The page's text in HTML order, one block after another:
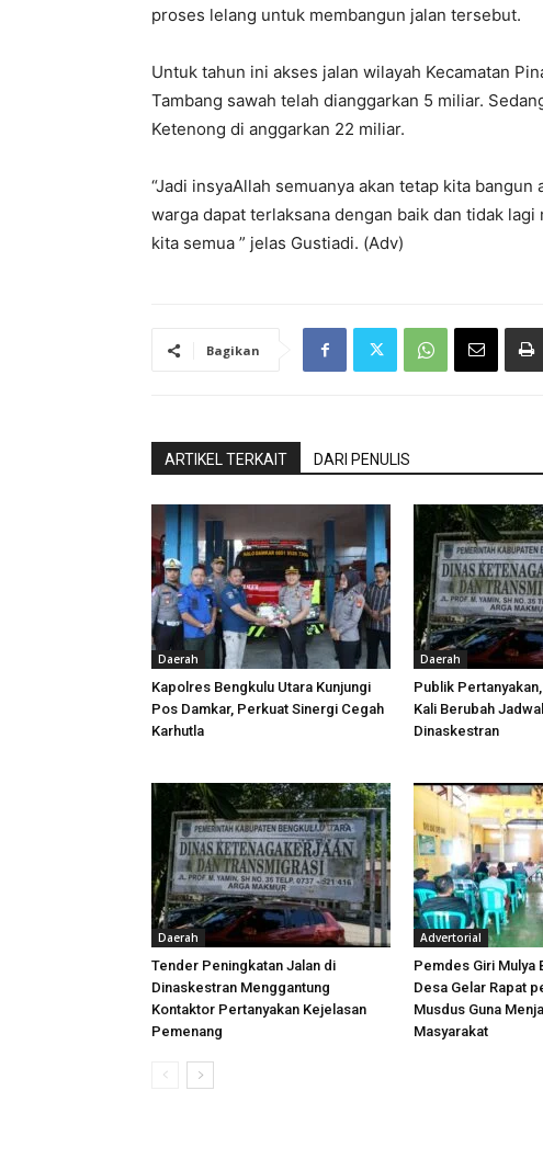
proses lelang untuk membangun jalan tersebut.
Untuk tahun ini akses jalan wilayah Kecamatan
Tambang sawah telah dianggarkan 5 miliar.
Ketenong di anggarkan 22 miliar.
“Jadi insyaAllah semuanya akan tetap kita
warga dapat terlaksana dengan baik dan tidak
kita semua ” jelas Gustiadi. (Adv)
Bagikan
ARTIKEL TERKAIT DARI PENULIS
Daerah
Kapolres Bengkulu Utara Kunjungi
Pos Damkar, Perkuat Sinergi Cegah
Karhutla
Daerah
Publik
Kali Berubah
Dinaskestran
Daerah
Tender Peningkatan Jalan di
Dinaskestran Menggantung
Kontaktor Pertanyakan Kejelasan
Pemenang
Advertorial
Pemdes Giri Mulya
Desa Gelar Rapat
Musdus Guna
Masyarakat